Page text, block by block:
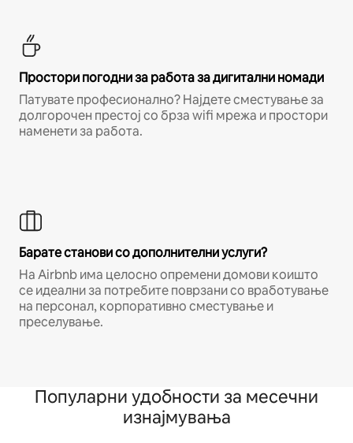
Простори погодни за работа за дигитални номади
Патувате професионално? Најдете сместување за
долгорочен престој со брза wifi мрежа и простори
наменети за работа.
Барате станови со дополнителни услуги?
На Airbnb има целосно опремени домови коишто
се идеални за потребите поврзани со вработување
на персонал, корпоративно сместување и
преселување.
Популарни удобности за месечни
изнајмувања